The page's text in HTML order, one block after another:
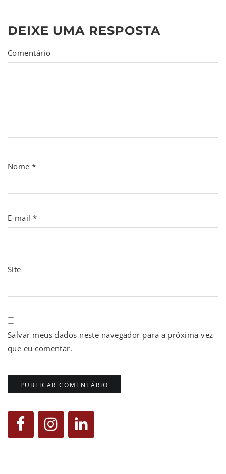
DEIXE UMA RESPOSTA
Comentário
Nome*
E-mail*
Site
Salvar meus dados neste navegador para a próxima vez
que eu comentar.